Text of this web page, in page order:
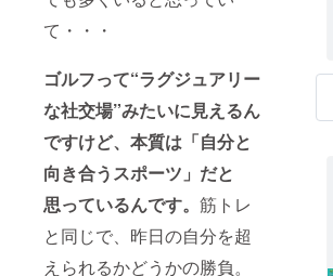
て・・・
ゴルフって“ラグジュアリー
な社交場”みたいに見えるん
ですけど、 本質は「自分と
向き合うスポーツ」だと
思っているんです。 筋トレ
と同じで、昨日の自分を超
えられるかどうかの勝負。